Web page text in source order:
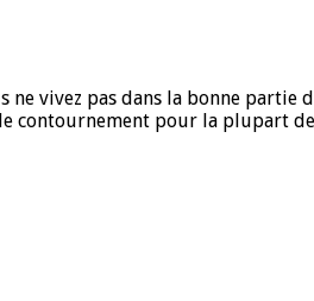
vivez pas dans la bonne partie
contournement pour la plupart